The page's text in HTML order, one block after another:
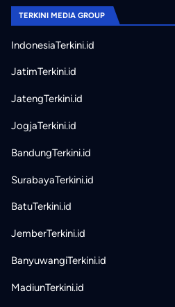
TERKINI MEDIA GROUP
IndonesiaTerkini.id
JatimTerkini.id
JatengTerkini.id
JogjaTerkini.id
BandungTerkini.id
SurabayaTerkini.id
BatuTerkini.id
JemberTerkini.id
BanyuwangiTerkini.id
MadiunTerkini.id